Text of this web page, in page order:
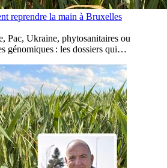
reprendre la main à Bruxelles
Pac, Ukraine, phytosanitaires ou
génomiques : les dossiers qui…